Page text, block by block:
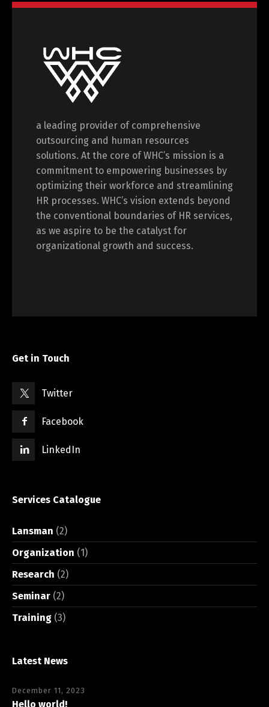
a leading provider of comprehensive
outsourcing and human resources
solutions. At the core of WHC’s mission is a
commitment to empowering businesses by
optimizing their workforce and streamlining
HR processes. WHC’s vision extends beyond
the conventional boundaries of HR services,
as we aspire to be the catalyst for
organizational growth and success.
Get in Touch
Twitter
Facebook
LinkedIn
Services Catalogue
Lansman (2)
Organization (1)
Research (2)
Seminar (2)
Training (3)
Latest News
December 11, 2023
Hello world!